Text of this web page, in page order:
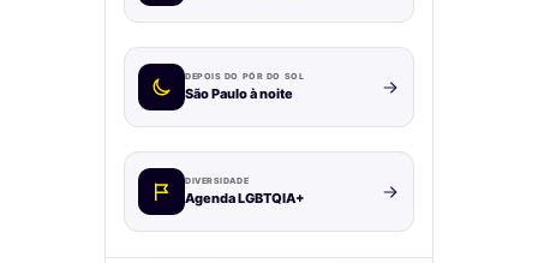
DEPOIS DO PÔR DO SOL
São Paulo à noite
DIVERSIDADE
Agenda LGBTQIA+